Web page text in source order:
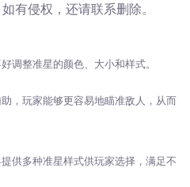
有侵权，还请联系删除。
调整准星的颜色、大小和样式。
助，玩家能够更容易地瞄准敌人，从而
提供多种准星样式供玩家选择，满足不